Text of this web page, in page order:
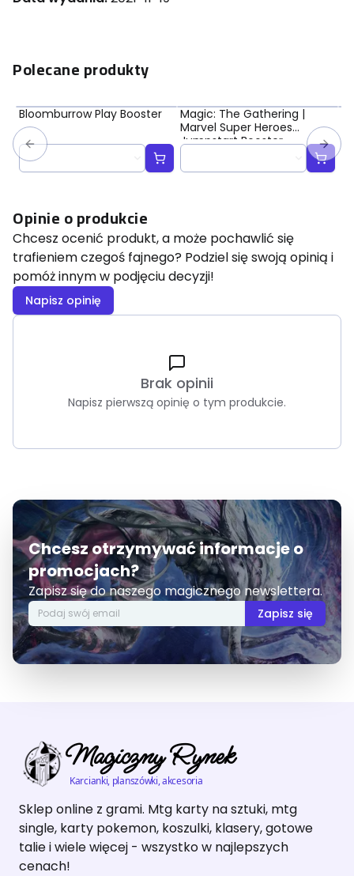
Polecane produkty
Bloomburrow Play Booster
Magic: The Gathering |
Marvel Super Heroes
Jumpstart Booster
Opinie o produkcie
Chcesz ocenić produkt, a może pochawlić się
trafieniem czegoś fajnego? Podziel się swoją opinią i
pomóż innym w podjęciu decyzji!
Napisz opinię
Brak opinii
Napisz pierwszą opinię o tym produkcie.
Chcesz otrzymywać informacje o
promocjach?
Zapisz się do naszego magicznego newslettera.
Zapisz się
Magiczny Rynek
Karcianki, planszówki, akcesoria
Sklep online z grami. Mtg karty na sztuki, mtg
single, karty pokemon, koszulki, klasery, gotowe
talie i wiele więcej - wszystko w najlepszych
cenach!